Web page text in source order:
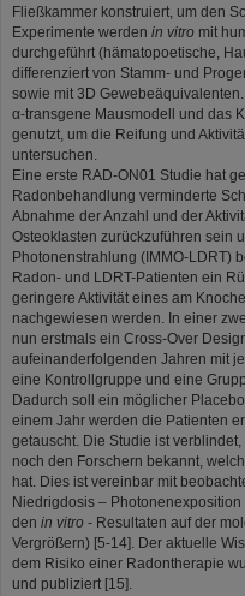
Fließkammer konstruiert, um den
Experimente werden in vitro mit
durchgeführt (hämatopoetische,
differenziert von Stamm- und
sowie mit 3D
α-transgene Mausmodell und das
genutzt, um die Reifung und
untersuchen.
Eine erste RAD-ON01 Studie hat
Radonbehandlung verminderte
Abnahme der Anzahl und der
Osteoklasten zurückzuführen sein
Photonenstrahlung (IMMO-LDRT)
Radon- und LDRT-Patienten ein
geringere Aktivität eines am
nachgewiesen werden. In einer
nun erstmals ein Cross-Over
aufeinanderfolgenden Jahren mit
eine Kontrollgruppe und eine
Dadurch soll ein möglicher
einem Jahr werden die Patienten
getauscht. Die Studie ist
noch den Forschern bekannt,
hat. Dies ist vereinbar mit
Niedrigdosis –
den in vitro - Resultaten auf der
Vergrößern) [5-14]. Der aktuelle
dem Risiko einer Radontherapie
und publiziert [15].